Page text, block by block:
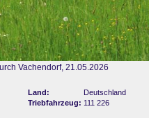
Vachendorf, 21.05.2026
Land:
Deutschland
Triebfahrzeug: 111 226